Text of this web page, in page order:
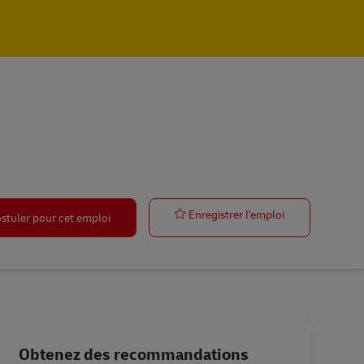
pour cet emploi
Enregistrer l'emploiPurchasing
Obtenez des recommandations